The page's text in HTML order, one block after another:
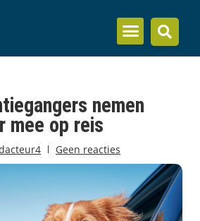
nemen
mee op reis
Geen reacties